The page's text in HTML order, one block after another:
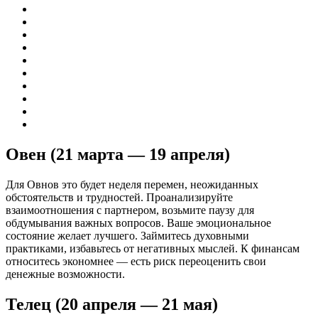
Овен (21 марта — 19 апреля)
Для Овнов это будет неделя перемен, неожиданных
обстоятельств и трудностей. Проанализируйте
взаимоотношения с партнером, возьмите паузу для
обдумывания важных вопросов. Ваше эмоциональное
состояние желает лучшего. Займитесь духовными
практиками, избавьтесь от негативных мыслей. К финансам
относитесь экономнее — есть риск переоценить свои
денежные возможности.
Телец (20 апреля — 21 мая)